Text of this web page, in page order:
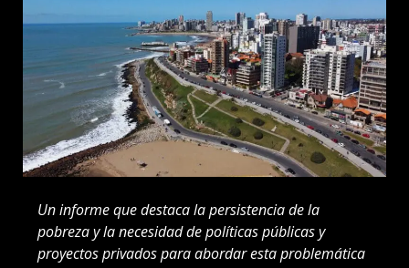
Un informe que destaca la persistencia de la
pobreza y la necesidad de políticas públicas y
proyectos privados para abordar esta problemática